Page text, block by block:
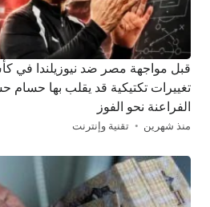
تغييرات تكتيكية قد يقلب بها حسام
الفراعنة نحو الفوز
منذ شهرين تقنية وإنترنت